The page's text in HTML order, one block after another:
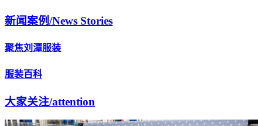
新闻案例/News Stories
聚焦刘潭服装
服装百科
大家关注/attention